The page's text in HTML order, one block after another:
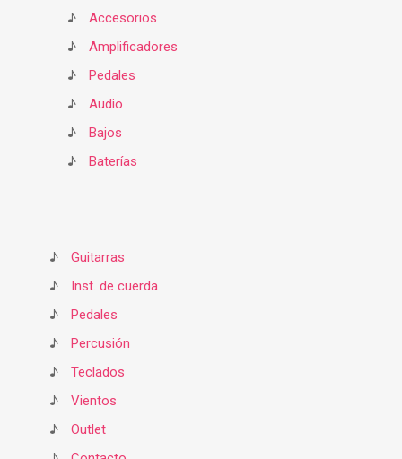
♪
Accesorios
♪
Amplificadores
♪
Pedales
♪
Audio
♪
Bajos
♪
Baterías
♪
Guitarras
♪
Inst. de cuerda
♪
Pedales
♪
Percusión
♪
Teclados
♪
Vientos
♪
Outlet